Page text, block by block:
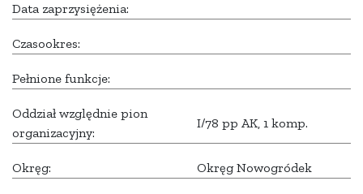
Data zaprzysiężenia:
Czasookres:
Pełnione funkcje:
Oddział względnie pion
organizacyjny:
I/78 pp AK, 1 komp.
Okręg: Okręg Nowogródek